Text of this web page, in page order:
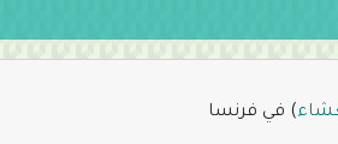
) في فرنسا